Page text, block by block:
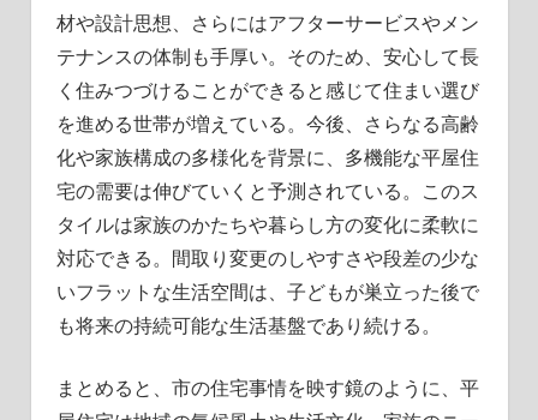
材や設計思想、さらにはアフターサービスやメン
テナンスの体制も手厚い。そのため、安心して長
く住みつづけることができると感じて住まい選び
を進める世帯が増えている。今後、さらなる高齢
化や家族構成の多様化を背景に、多機能な平屋住
宅の需要は伸びていくと予測されている。このス
タイルは家族のかたちや暮らし方の変化に柔軟に
対応できる。間取り変更のしやすさや段差の少な
いフラットな生活空間は、子どもが巣立った後で
も将来の持続可能な生活基盤であり続ける。
まとめると、市の住宅事情を映す鏡のように、平